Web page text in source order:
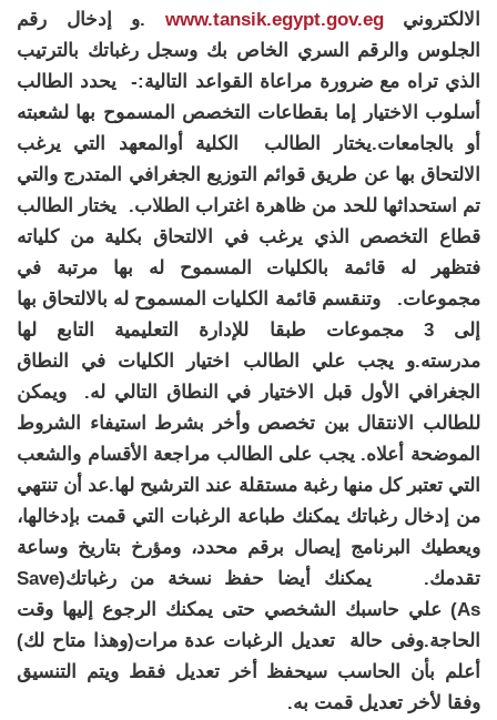
الالكتروني
www.tansik.egypt.gov.eg .و إدخال رقم
الجلوس و الرقم السري الخاص بك وسجل رغباتك بالترتيب
الذي تراه مع ضرورة مراعاة القواعد التالية:-
يحدد الطالب
أسلوب الاختيار إما بقطاعات التخصص المسموح بها لشعبته
أو بالجامعات.يختار الطالب الكلية أوالمعهد التي يرغب
الالتحاق بها عن طريق قوائم التوزيع الجغرافي المتدرج والتي
تم استحداثها للحد من ظاهرة اغتراب الطلاب.
يختار الطالب
قطاع التخصص الذي يرغب في الالتحاق بكلية من كلياته
فتظهر له قائمة بالكليات المسموح له بها مرتبة في
مجموعات.
وتنقسم قائمة الكليات المسموح له بالالتحاق بها
إلى 3 مجموعات طبقا للإدارة التعليمية التابع لها
مدرسته.و
يجب علي الطالب اختيار الكليات في النطاق
الجغرافي الأول قبل الاختيار في النطاق التالي له.
ويمكن
للطالب الانتقال بين تخصص وأخر بشرط استيفاء الشروط
الموضحة أعلاه. يجب على الطالب مراجعة الأقسام والشعب
التي تعتبر كل منها رغبة مستقلة عند الترشيح لها.عد أن تنتهي
من إدخال رغباتك يمكنك طباعة الرغبات التي قمت بإدخالها،
ويعطيك البرنامج إيصال برقم محدد، ومؤرخ بتاريخ وساعة
تقدمك.
يمكنك أيضا حفظ نسخة من رغباتك (Save
As)
علي حاسبك الشخصي حتى يمكنك الرجوع إليها وقت
الحاجة.وفى حالة تعديل الرغبات عدة مرات(وهذا متاح لك)
أعلم بأن الحاسب سيحفظ أخر تعديل فقط ويتم التنسيق
وفقا لأخر تعديل قمت به.